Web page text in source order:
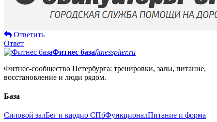
Ответить
Ответ
Фитнес базаfitnesspiter.ru
Фитнес-сообщество Петербурга: тренировки, залы, питание,
восстановление и люди рядом.
База
Силовой залБег и кардио СПбФункционалПитание и форма